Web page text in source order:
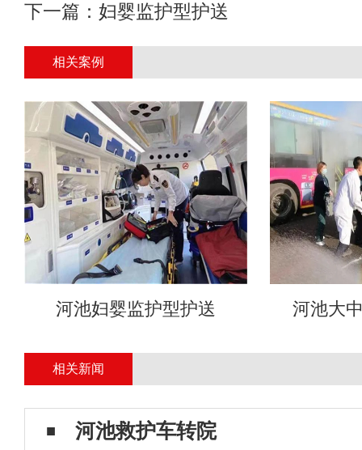
下一篇： 妇婴监护型护送
相关案例
河池妇婴监护型护送 河池大
相关新闻
河池救护车转院